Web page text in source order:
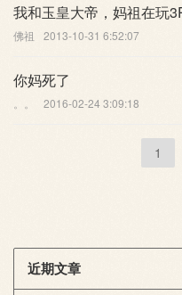
我和玉皇大帝，妈祖在玩
佛祖 2013-10-31 6:52:07
你妈死了
。。 2016-02-24 3:09:18
1
近期文章